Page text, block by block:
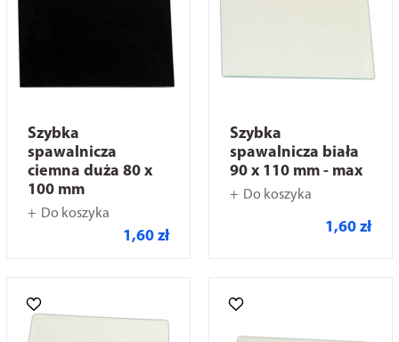
Szybka
spawalnicza
ciemna duża 80 x
100 mm
Do koszyka
1,60 zł
Szybka
spawalnicza biała
90 x 110 mm - max
Do koszyka
1,60 zł